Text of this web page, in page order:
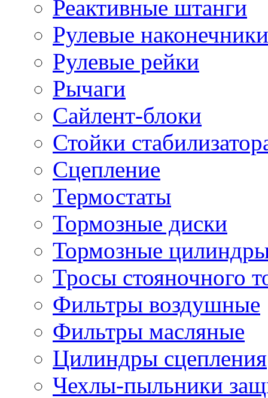
Реактивные штанги
Рулевые наконечники
Рулевые рейки
Рычаги
Сайлент-блоки
Стойки
Сцепление
Термостаты
Тормозные диски
Тормозные
Тросы стояночного
Фильтры воздушные
Фильтры масляные
Цилиндры сцепления
Чехлы-пыльники